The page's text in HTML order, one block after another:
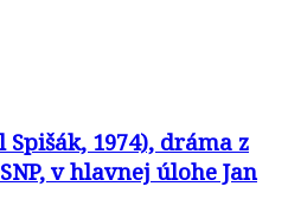
1974), dráma z
v hlavnej úlohe Jan